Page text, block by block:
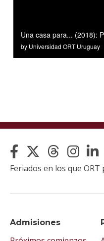
Admisiones
Feriados en los que